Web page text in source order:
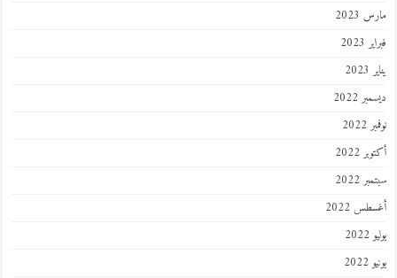
مارس 2023
فبراير 2023
يناير 2023
ديسمبر 2022
نوفمبر 2022
أكتوبر 2022
سبتمبر 2022
أغسطس 2022
يوليو 2022
يونيو 2022